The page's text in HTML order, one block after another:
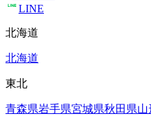
LINE
北海道
北海道
東北
青森県岩手県宮城県秋田県山